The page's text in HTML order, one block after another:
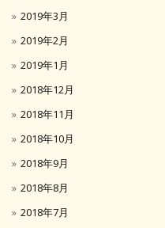
2019年3月
2019年2月
2019年1月
2018年12月
2018年11月
2018年10月
2018年9月
2018年8月
2018年7月